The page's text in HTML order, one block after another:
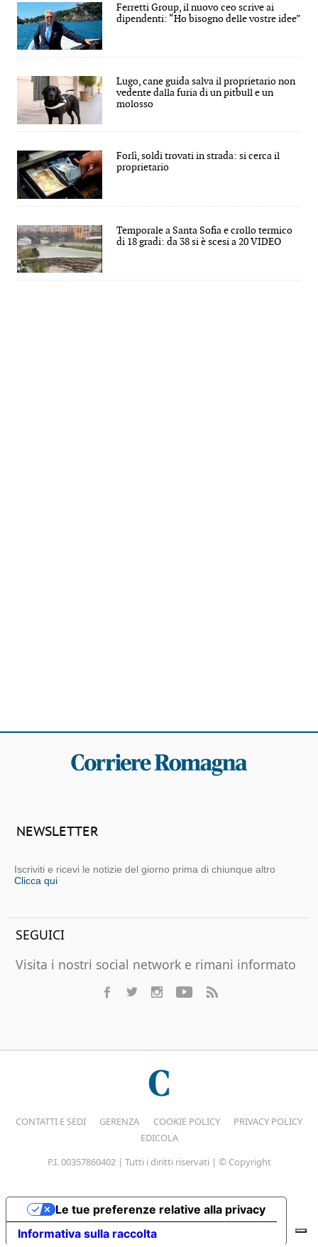
Ferretti Group, il nuovo ceo scrive ai
dipendenti: “Ho bisogno delle vostre idee”
Lugo, cane guida salva il proprietario non
vedente dalla furia di un pitbull e un
molosso
Forlì, soldi trovati in strada: si cerca il
proprietario
Temporale a Santa Sofia e crollo termico
di 18 gradi: da 38 si è scesi a 20 VIDEO
NEWSLETTER
Iscriviti e ricevi le notizie del giorno prima di chiunque altro
Clicca qui
SEGUICI
Visita i nostri social network e rimani informato
CONTATTI E SEDI GERENZA COOKIE POLICY
PRIVACY POLICY
EDICOLA
P.I. 00357860402 | Tutti i diritti riservati | © Copyright
Informativa sulla raccolta
Le tue preferenze relative alla privacy